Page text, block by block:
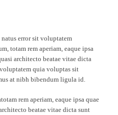
error sit voluptatem
totam rem aperiam, eaque ipsa
architecto beatae vitae dicta
quia voluptas sit
at nibh bibendum ligula id.
rem aperiam, eaque ipsa quae
beatae vitae dicta sunt